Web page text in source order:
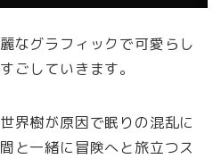
なグラフィックで可愛らし
ごしていきます。
界樹が原因で眠りの混乱に
と一緒に冒険へと旅立つス